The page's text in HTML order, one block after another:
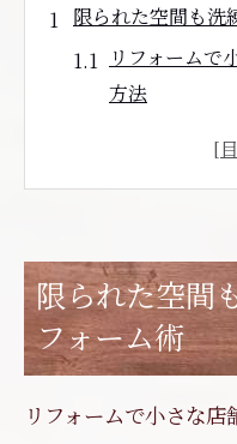
限られた空間も洗
リフォームで
方法
仙台店舗内装
リフォームと
ント
破産リスクを
業者の見分け
限られた空間
フォーム術
リフォームで小さな